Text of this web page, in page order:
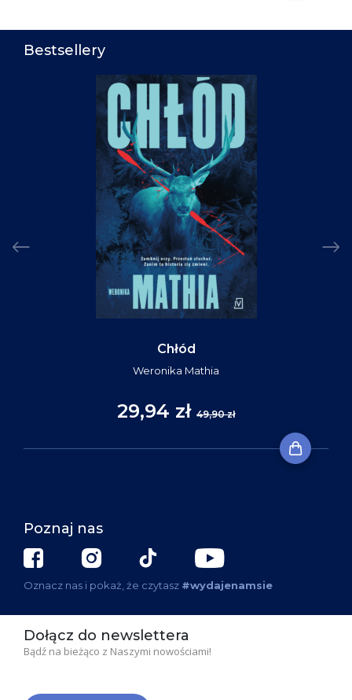
Bestsellery
Chłód
Weronika Mathia
29,94 zł 49,90 zł
Poznaj nas
Oznacz nas i pokaż, że czytasz #wydajenamsie
Dołącz do newslettera
Bądź na bieżąco z Naszymi nowościami!